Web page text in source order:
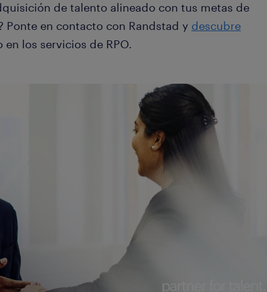
de talento alineado con tus metas de
Ponte en contacto con Randstad y descubre
en los servicios de RPO.